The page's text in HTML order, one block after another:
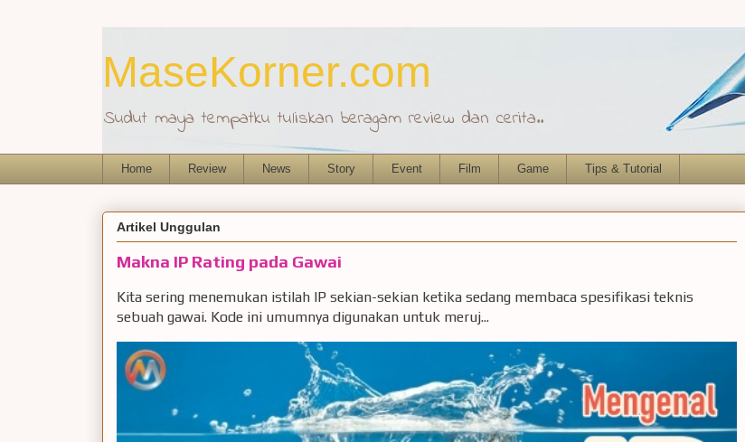
MaseKorner.com
Sudut maya tempatku tuliskan beragam review dan cerita..
Home Review News Story Event Film Game Tips & Tutorial
Artikel Unggulan
Makna IP Rating pada Gawai
Kita sering menemukan istilah IP sekian-sekian ketika sedang membaca spesifikasi teknis
sebuah gawai. Kode ini umumnya digunakan untuk meruj...